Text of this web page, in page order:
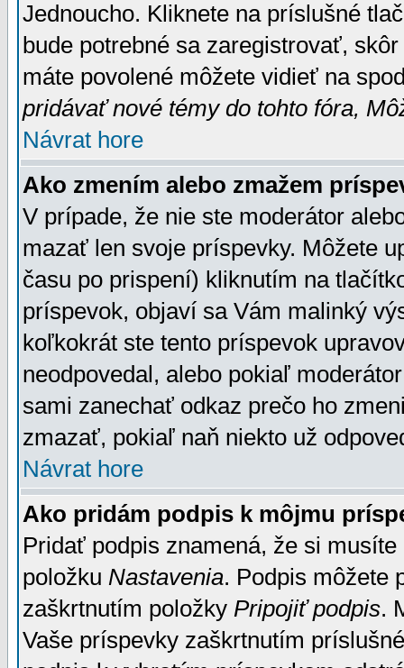
Jednoucho. Kliknete na príslušné
bude potrebné sa zaregistrovať,
máte povolené môžete vidieť na
pridávať nové témy do tohto fóra,
Návrat hore
Ako zmením alebo zmažem
V prípade, že nie ste moderátor
mazať len svoje príspevky. Môžete
času po prispení) kliknutím na
príspevok, objaví sa Vám malinký
koľkokrát ste tento príspevok
neodpovedal, alebo pokiaľ
sami zanechať odkaz prečo ho
zmazať, pokiaľ naň niekto už
Návrat hore
Ako pridám podpis k môjmu
Pridať podpis znamená, že si
položku Nastavenia. Podpis môžete
zaškrtnutím položky Pripojiť podpis.
Vaše príspevky zaškrtnutím